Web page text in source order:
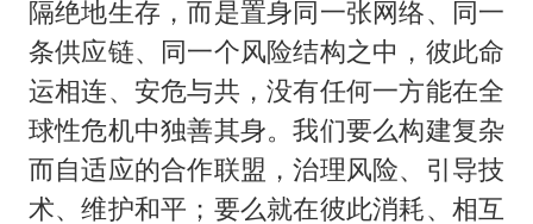
隔绝地生存，而是置身同一张网络、同一
条供应链、同一个风险结构之中，彼此命
运相连、安危与共，没有任何一方能在全
球性危机中独善其身。我们要么构建复杂
而自适应的合作联盟，治理风险、引导技
术、维护和平；要么就在彼此消耗、相互